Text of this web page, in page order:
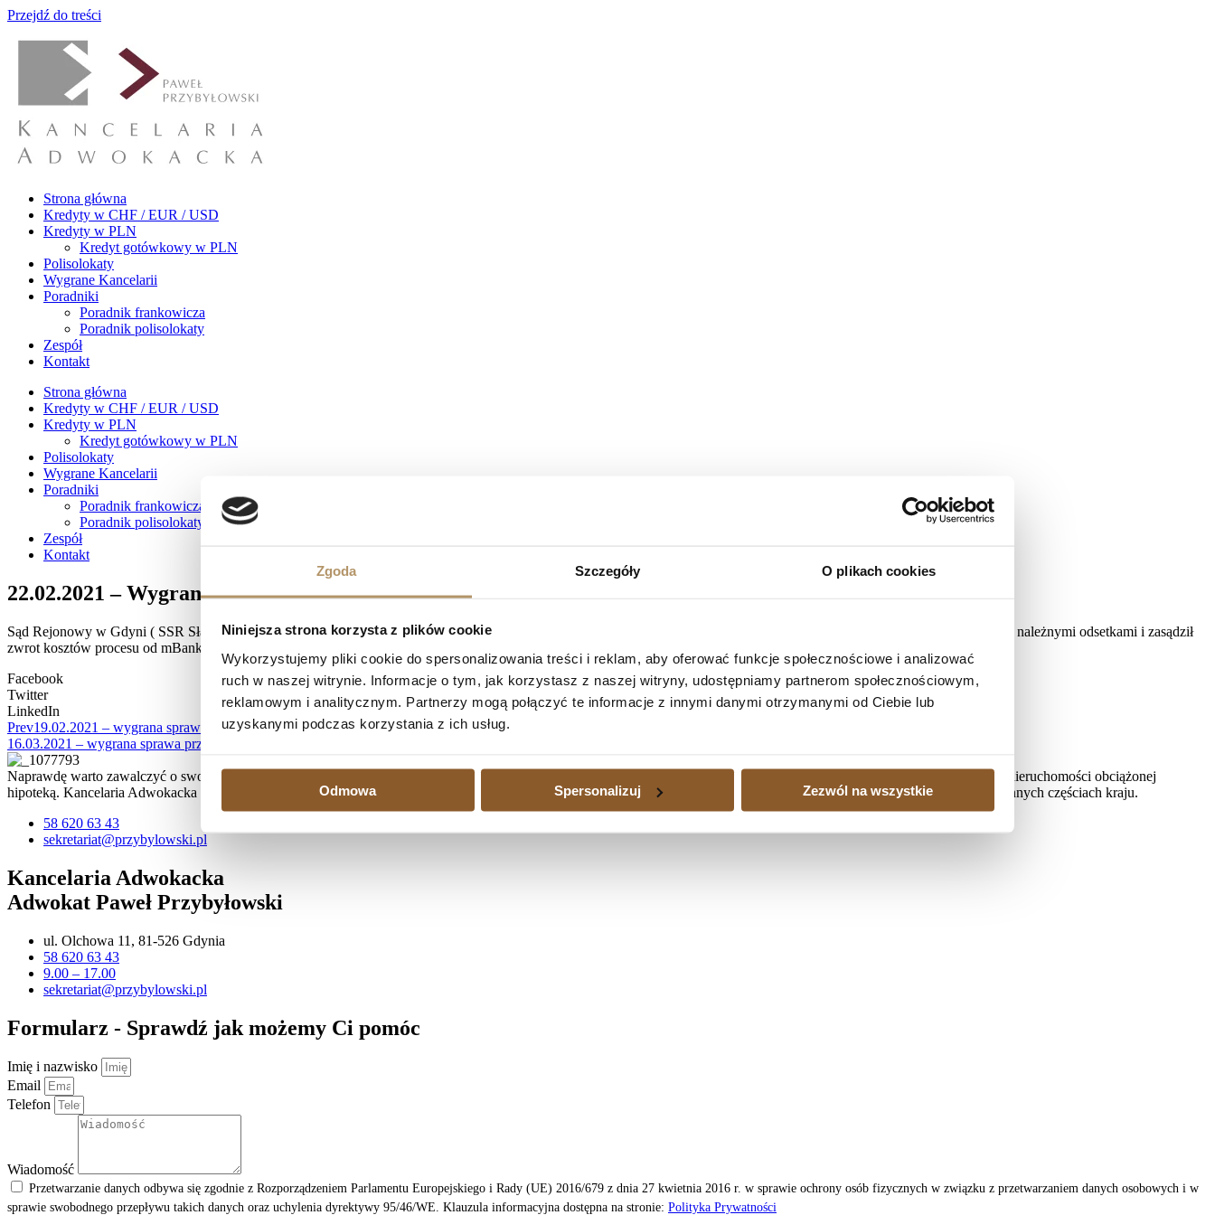
Zgoda Szczegóły O plikach cookies
Niniejsza strona korzysta z plików cookie
Wykorzystujemy pliki cookie do spersonalizowania treści i reklam, aby oferować funkcje społecznościowe i analizować
ruch w naszej witrynie. Informacje o tym, jak korzystasz z naszej witryny, udostępniamy partnerom społecznościowym,
reklamowym i analitycznym. Partnerzy mogą połączyć te informacje z innymi danymi otrzymanymi od Ciebie lub
uzyskanymi podczas korzystania z ich usług.
Odmowa Spersonalizuj Zezwól na wszystkie
Przejdź do treści
Strona główna
Kredyty w CHF / EUR / USD
Kredyty w PLN
Kredyt gotówkowy w PLN
Polisolokaty
Wygrane Kancelarii
Poradniki
Poradnik frankowicza
Poradnik polisolokaty
Zespół
Kontakt
Strona główna
Kredyty w CHF / EUR / USD
Kredyty w PLN
Kredyt gotówkowy w PLN
Polisolokaty
Wygrane Kancelarii
Poradniki
Poradnik frankowicza
Poradnik polisolokaty
Zespół
Kontakt
22.02.2021 – Wygrana sprawa przeciwko mBank S.A
Sąd Rejonowy w Gdyni ( SSR Sławomir Split ) wyrokiem z dnia 22.02.2021 r. na posiedzeniu niejawnym w sprawie o sygn. akt: I C 691/18 zasądził kwotę 57140 PLN wraz z należnymi odsetkami i zasądził
zwrot kosztów procesu od mBank S.A. na rzecz powodów oraz unieważnił umowę kredytu indeksowanego z 2008 r.
Facebook
Twitter
LinkedIn
Prev19.02.2021 – wygrana sprawa przeciwko mBank S.A. – umowa kredytu nieważna w całości
16.03.2021 – wygrana sprawa przeciwko mBank S.A. – umowa kredytu nieważna w całości
Naprawdę warto zawalczyć o swoje prawa, zwłaszcza, jeśli spłata kredytu waloryzowanego do waluty jest dużym obciążeniem, a także wtedy, gdy istnieje potrzeba sprzedaży nieruchomości obciążonej
hipoteką. Kancelaria Adwokacka działa na terenie Trójmiasta, ale zajmujemy się również sprawami kredytów waloryzowanych do walut udzielonych kredytobiorcom także w innych częściach kraju.
58 620 63 43
sekretariat@przybylowski.pl
Kancelaria Adwokacka
Adwokat Paweł Przybyłowski
ul. Olchowa 11, 81-526 Gdynia
58 620 63 43
9.00 – 17.00
sekretariat@przybylowski.pl
Formularz - Sprawdź jak możemy Ci pomóc
Imię i nazwisko
Email
Telefon
Wiadomość
Przetwarzanie danych odbywa się zgodnie z Rozporządzeniem Parlamentu Europejskiego i Rady (UE) 2016/679 z dnia 27 kwietnia 2016 r. w sprawie ochrony osób fizycznych w związku z przetwarzaniem danych osobowych i w
sprawie swobodnego przepływu takich danych oraz uchylenia dyrektywy 95/46/WE. Klauzula informacyjna dostępna na stronie: Polityka Prywatności